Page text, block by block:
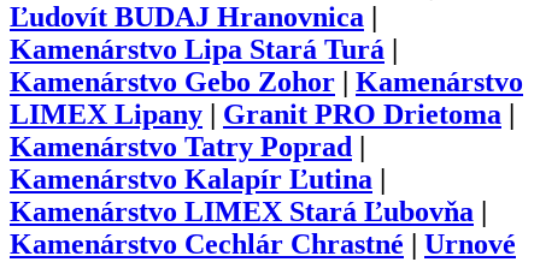
Ľudovít BUDAJ Hranovnica
Kamenárstvo Lipa Stará Turá
Kamenárstvo Gebo Zohor
Kamenárstvo
LIMEX Lipany
Granit PRO Drietoma
Kamenárstvo Tatry Poprad
Kamenárstvo Kalapír Ľutina
Kamenárstvo LIMEX Stará Ľubovňa
Kamenárstvo Cechlár Chrastné
Urnové